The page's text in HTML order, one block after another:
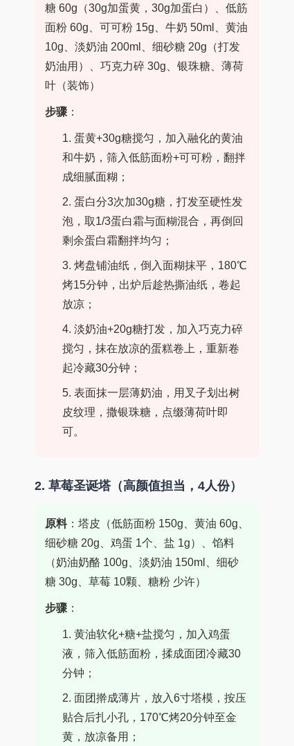
糖 60g（30g加蛋黄，30g加蛋白）、低筋
面粉 60g、可可粉 15g、牛奶 50ml、黄油
10g、淡奶油 200ml、细砂糖 20g（打发
奶油用）、巧克力碎 30g、银珠糖、薄荷
叶（装饰）
步骤 ：
1. 蛋黄+30g糖搅匀，加入融化的黄油
和牛奶，筛入低筋面粉+可可粉，翻拌
成细腻面糊；
2. 蛋白分3次加30g糖，打发至硬性发
泡，取1/3蛋白霜与面糊混合，再倒回
剩余蛋白霜翻拌均匀；
3. 烤盘铺油纸，倒入面糊抹平，180℃
烤15分钟，出炉后趁热撕油纸，卷起
放凉；
4. 淡奶油+20g糖打发，加入巧克力碎
搅匀，抹在放凉的蛋糕卷上，重新卷
起冷藏30分钟；
5. 表面抹一层薄奶油，用叉子划出树
皮纹理，撒银珠糖，点缀薄荷叶即
可。
2. 草莓圣诞塔（高颜值担当，4人份）
原料：塔皮（低筋面粉 150g、黄油 60g、
细砂糖 20g、鸡蛋 1个、盐 1g）、馅料
（奶油奶酪 100g、淡奶油 150ml、细砂
糖 30g、草莓 10颗、糖粉 少许）
步骤 ：
1. 黄油软化+糖+盐搅匀，加入鸡蛋
液，筛入低筋面粉，揉成面团冷藏30
分钟；
2. 面团擀成薄片，放入6寸塔模，按压
贴合后扎小孔，170℃烤20分钟至金
黄，放凉备用；